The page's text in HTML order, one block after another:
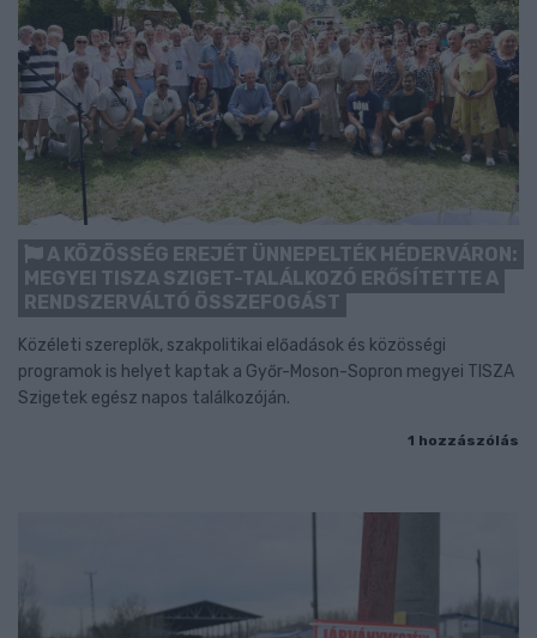
A KÖZÖSSÉG EREJÉT ÜNNEPELTÉK HÉDERVÁRON:
MEGYEI TISZA SZIGET-TALÁLKOZÓ ERŐSÍTETTE A
RENDSZERVÁLTÓ ÖSSZEFOGÁST
Közéleti szereplők, szakpolitikai előadások és közösségi
programok is helyet kaptak a Győr-Moson-Sopron megyei TISZA
Szigetek egész napos találkozóján.
1 hozzászólás